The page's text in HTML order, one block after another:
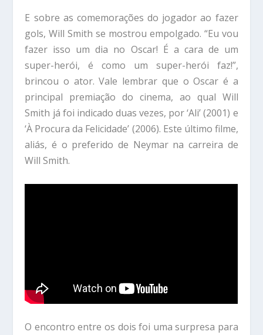
E sobre as comemorações do jogador ao fazer
gols, Will Smith se mostrou empolgado. “Eu vou
fazer isso um dia no Oscar! É a cara de um
super-herói, é como um super-herói faz!”,
brincou o ator. Vale lembrar que o Oscar é a
principal premiação do cinema, ao qual Will
Smith já foi indicado duas vezes, por ‘Ali’ (2001) e
‘À Procura da Felicidade’ (2006). Este último filme,
aliás, é o preferido de Neymar na carreira de
Will Smith.
O encontro entre os dois foi uma surpresa para